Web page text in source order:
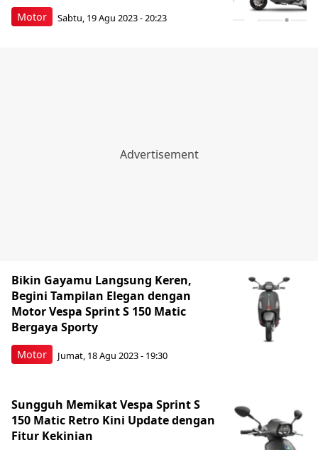
Motor Sabtu, 19 Agu 2023 - 20:23
Motor
Bikin Gayamu Langsung Keren,
Begini Tampilan Elegan dengan
Motor Vespa Sprint S 150 Matic
Bergaya Sporty
Jumat, 18 Agu 2023 - 19:30
Sungguh Memikat Vespa Sprint S
150 Matic Retro Kini Update dengan
Fitur Kekinian